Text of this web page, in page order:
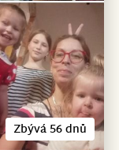
Zbývá 56 dnů